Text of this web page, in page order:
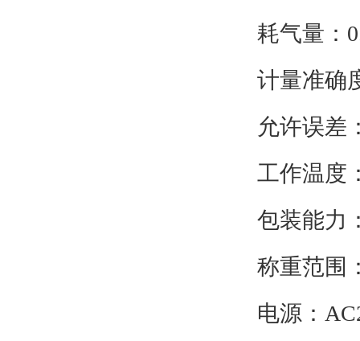
耗气量：
计量准确
允许误差
工作温度
包装能力
称重范围
电源：